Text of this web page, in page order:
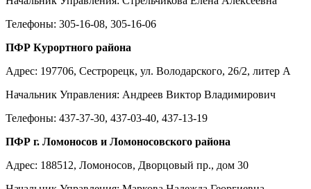
Телефоны: 305-16-08, 305-16-06
ПФР Курортного района
Адрес: 197706, Сестрорецк, ул. Володарского, 26/2, литер А
Начальник Управления: Андреев Виктор Владимирович
Телефоны: 437-37-30, 437-03-40, 437-13-19
ПФР г. Ломоносов и Ломоносовского района
Адрес: 188512, Ломоносов, Дворцовый пр., дом 30